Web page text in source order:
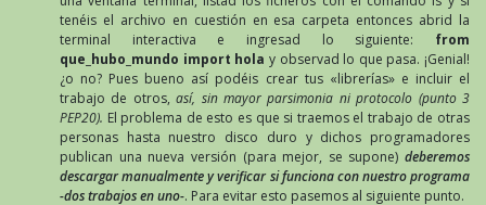
tenéis el archivo en cuestión en esa carpeta entonces abrid la
terminal interactiva e ingresad lo siguiente: from
que_hubo_mundo import hola y observad lo que pasa. ¡Genial!
¿o no? Pues bueno así podéis crear tus «librerías» e incluir el
trabajo de otros,así, sin mayor parsimonia ni protocolo (punto 3
PEP20). El problema de esto es que si traemos el trabajo de otras
personas hasta nuestro disco duro y dichos programadores
publican una nueva versión (para mejor, se supone) deberemos
descargar manualmente y verificar si funciona con nuestro programa
-dos trabajos en uno-. Para evitar esto pasemos al siguiente punto.